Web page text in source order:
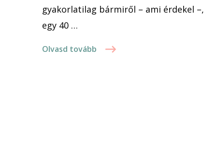
gyakorlatilag bármiről – ami érdekel –,
egy 40 …
Olvasd tovább